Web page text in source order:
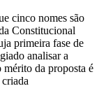
cinco nomes são
Constitucional
primeira fase de
analisar a
mérito da proposta é